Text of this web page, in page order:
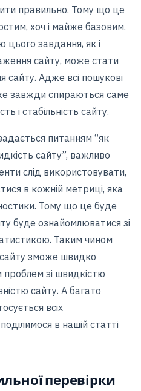
правильно. Тому що це
хоч і майже базовим.
цього завдання, як і
сайту, може стати
сайту. Адже всі пошукові
завжди спираються саме
і стабільність сайту.
питанням “як
сайту”, важливо
слід використовувати,
в кожній метриці, яка
Тому що це буде
буде ознайомлюватися зі
Таким чином
зможе швидко
зі швидкістю
сайту. А багато
всіх
в нашій статті
перевірки